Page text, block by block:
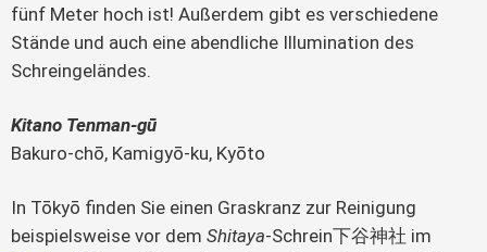
fünf Meter hoch ist! Außerdem gibt es verschiedene
Stände und auch eine abendliche Illumination des
Schreingeländes.
Kitano Tenman-gū
Bakuro-chō, Kamigyō-ku, Kyōto
In Tōkyō finden Sie einen Graskranz zur Reinigung
beispielsweise vor dem Shitaya-Schrein下谷神社 im